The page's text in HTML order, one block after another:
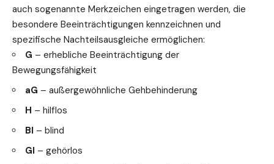
auch sogenannte Merkzeichen eingetragen werden, die
besondere Beeinträchtigungen kennzeichnen und
spezifische Nachteilsausgleiche ermöglichen:
G – erhebliche Beeinträchtigung der
Bewegungsfähigkeit
aG – außergewöhnliche Gehbehinderung
H – hilflos
Bl – blind
Gl – gehörlos